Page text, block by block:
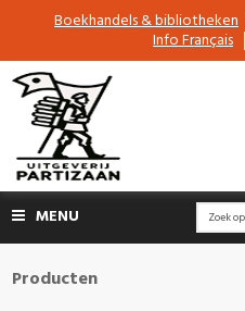
Boekhandels & bibliotheken
Info Français
MENU
Producten